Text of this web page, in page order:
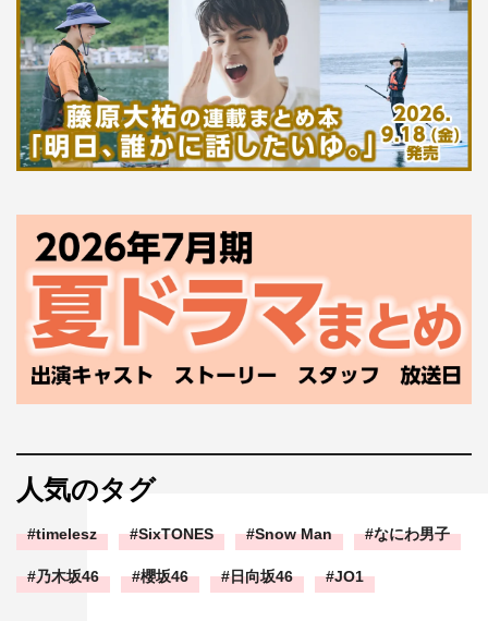
人気のタグ
timelesz SixTONES Snow Man なにわ男子
乃木坂46 櫻坂46 日向坂46 JO1